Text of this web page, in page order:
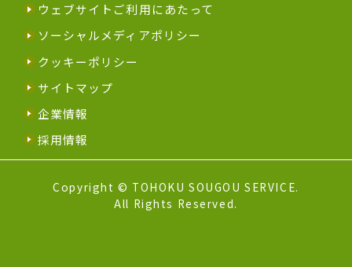
ウェブサイトご利用にあたって
ソーシャルメディアポリシー
クッキーポリシー
サイトマップ
企業情報
採用情報
Copyright © TOHOKU SOUGOU SERVICE.
All Rights Reserved.